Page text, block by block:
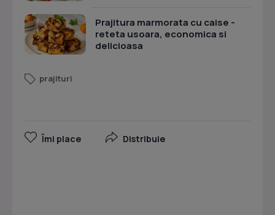
Prajitura marmorata cu caise -
reteta usoara, economica si
delicioasa
prajituri
Îmi place Distribuie